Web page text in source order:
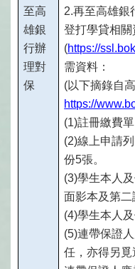
至高
雄銀
行辦
理對
保
2.再至高雄銀
登打學貸相關
(https://
需資料：
(以下摘錄自
https://
(1)註冊繳費單
(2)線上申請
份5張。
(3)學生本人
面影本及第二
(4)學生本人及
(5)連帶保證
任，亦得另覓